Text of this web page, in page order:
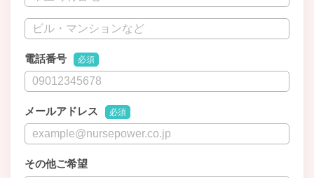
電話番号 必須
メールアドレス 必須
その他ご希望